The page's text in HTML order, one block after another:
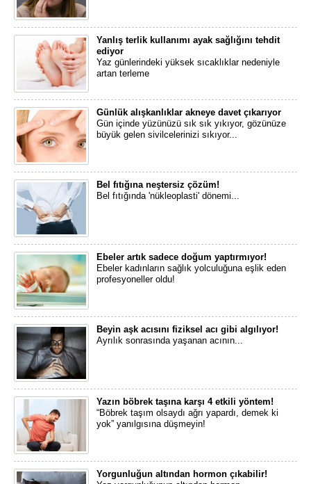
Yanlış terlik kullanımı ayak sağlığını tehdit
ediyor
Yaz günlerindeki yüksek sıcaklıklar nedeniyle
artan terleme
Günlük alışkanlıklar akneye davet çıkarıyor
Gün içinde yüzünüzü sık sık yıkıyor, gözünüze
büyük gelen sivilcelerinizi sıkıyor...
Bel fıtığına neştersiz çözüm!
Bel fıtığında 'nükleoplasti' dönemi...
Ebeler artık sadece doğum yaptırmıyor!
Ebeler kadınların sağlık yolculuğuna eşlik eden
profesyoneller oldu!
Beyin aşk acısını fiziksel acı gibi algılıyor!
Ayrılık sonrasında yaşanan acının...
Yazın böbrek taşına karşı 4 etkili yöntem!
“Böbrek taşım olsaydı ağrı yapardı, demek ki
yok” yanılgısına düşmeyin!
Yorgunluğun altından hormon çıkabilir!